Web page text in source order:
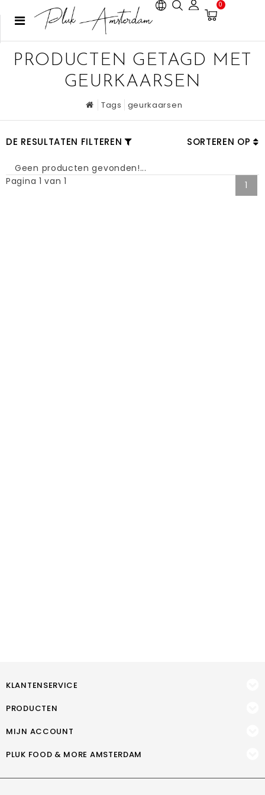
0
PRODUCTEN GETAGD MET
GEURKAARSEN
Tags geurkaarsen
DE RESULTATEN FILTEREN SORTEREN OP
Geen producten gevonden!...
Pagina 1 van 1
1
KLANTENSERVICE
PRODUCTEN
MIJN ACCOUNT
PLUK FOOD & MORE AMSTERDAM